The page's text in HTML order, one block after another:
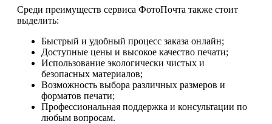
Среди преимуществ сервиса ФотоПочта также стоит
выделить:
Быстрый и удобный процесс заказа онлайн;
Доступные цены и высокое качество печати;
Использование экологически чистых и
безопасных материалов;
Возможность выбора различных размеров и
форматов печати;
Профессиональная поддержка и консультации по
любым вопросам.